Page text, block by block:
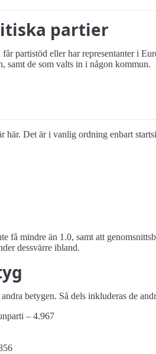
partier
partistöd eller har representanter i
samt de som valts in i någon kommun.
Det är i vanlig ordning enbart
få mindre än 1.0, samt att
dessvärre ibland.
betygen. Så dels inkluderas de
– 4.967